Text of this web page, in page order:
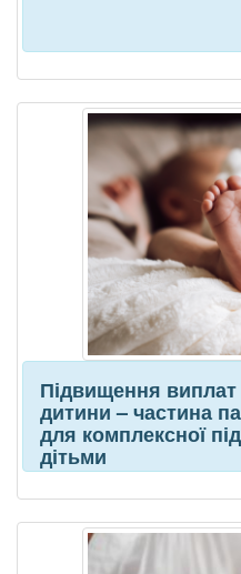
Підвищення
дитини – частина
для комплексної
дітьми